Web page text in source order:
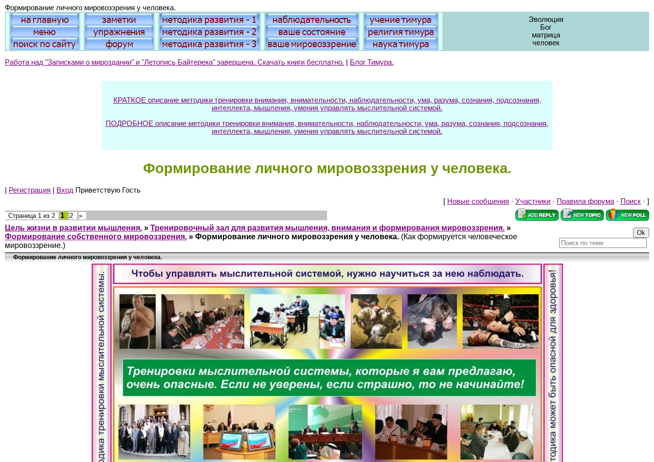
Формирование личного мировоззрения у человека.
Эволюция
Бог
матрица
человек
Работа над "Записками о мироздании" и "Летопись Байтерека" завершена. Скачать книги бесплатно. Блог Тимура.
КРАТКОЕ описание методики тренировки внимания, внимательности, наблюдательности, ума, разума, сознания, подсознания,
интеллекта, мышления, умения управлять мыслительной системой.
ПОДРОБНОЕ описание методики тренировки внимания, внимательности, наблюдательности, ума, разума, сознания, подсознания,
интеллекта, мышления, умения управлять мыслительной системой.
Формирование личного мировоззрения у человека.
| Регистрация | Вход Приветствую Гость
[ Новые сообщения · Участники · Правила форума · Поиск · ]
Страница 1 из 2 1 2 »
Цель жизни в развитии мышления. » Тренировочный зал для развития мышления, внимания и формирования мировоззрения. »
Формирование собственного мировоззрения. » Формирование личного мировоззрения у человека. (Как формируется человеческое
мировоззрение.)
Формирование личного мировоззрения у человека.